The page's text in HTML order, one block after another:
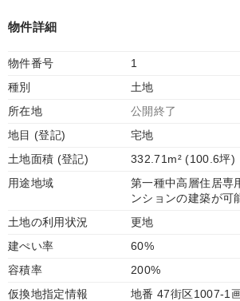
物件詳細
物件番号
1
種別
土地
所在地
公開終了
地目 (登記)
宅地
土地面積 (登記)
332.71m² (100.6坪)
用途地域
第一種中高層住居専
ンションの建築が可
土地の利用状況
更地
建ぺい率
60%
容積率
200%
仮換地指定情報
地番 47街区1007-1